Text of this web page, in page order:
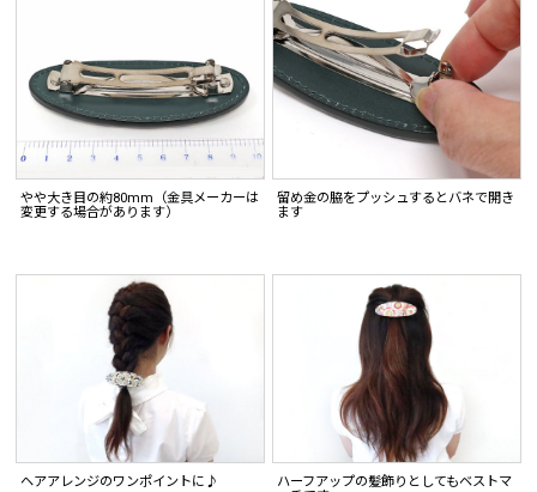
やや大き目の約80mm（金具メーカーは
変更する場合があります）
留め金の脇をプッシュするとバネで開き
ます
ヘアアレンジのワンポイントに♪
ハーフアップの髪飾りとしてもベストマ